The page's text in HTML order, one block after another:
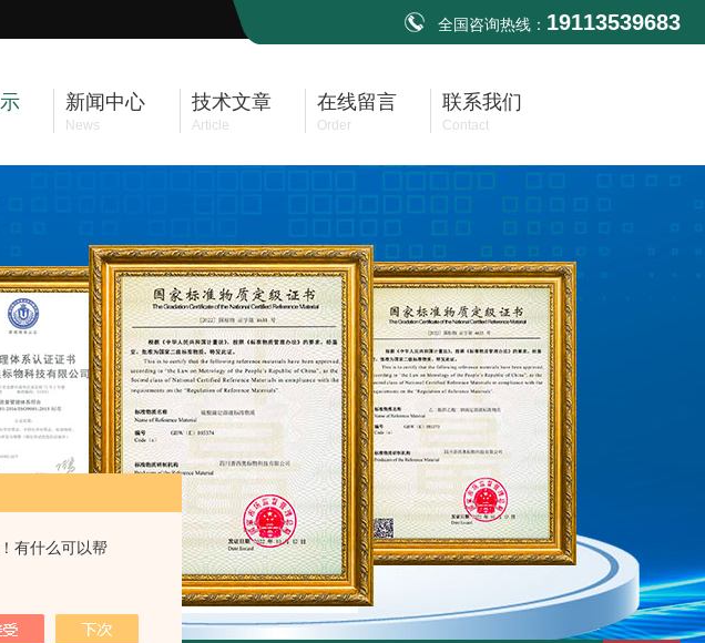
有什么可以帮
全国咨询热线： 19113539683
新闻中心
News
技术文章
Article
在线留言
Order
联系我们
Contact